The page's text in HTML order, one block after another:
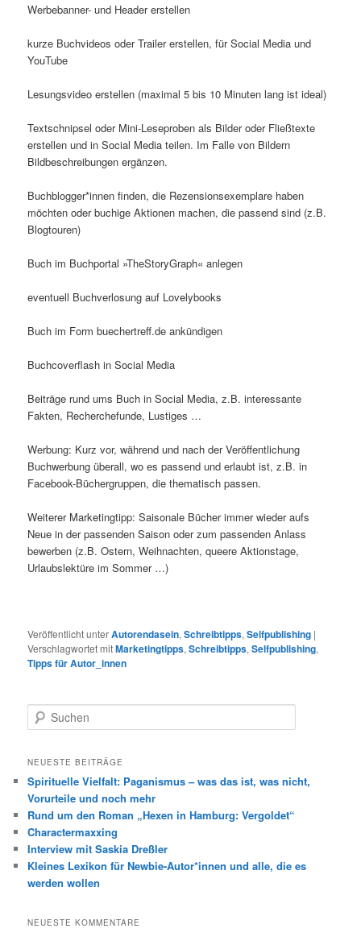
Werbebanner- und Header erstellen
kurze Buchvideos oder Trailer erstellen, für Social Media und
YouTube
Lesungsvideo erstellen (maximal 5 bis 10 Minuten lang ist ideal)
Textschnipsel oder Mini-Leseproben als Bilder oder Fließtexte
erstellen und in Social Media teilen. Im Falle von Bildern
Bildbeschreibungen ergänzen.
Buchblogger*innen finden, die Rezensionsexemplare haben
möchten oder buchige Aktionen machen, die passend sind (z.B.
Blogtouren)
Buch im Buchportal »TheStoryGraph« anlegen
eventuell Buchverlosung auf Lovelybooks
Buch im Form buechertreff.de ankündigen
Buchcoverflash in Social Media
Beiträge rund ums Buch in Social Media, z.B. interessante
Fakten, Recherchefunde, Lustiges …
Werbung: Kurz vor, während und nach der Veröffentlichung
Buchwerbung überall, wo es passend und erlaubt ist, z.B. in
Facebook-Büchergruppen, die thematisch passen.
Weiterer Marketingtipp: Saisonale Bücher immer wieder aufs
Neue in der passenden Saison oder zum passenden Anlass
bewerben (z.B. Ostern, Weihnachten, queere Aktionstage,
Urlaubslektüre im Sommer …)
Veröffentlicht unterAutorendasein,Schreibtipps,Selfpublishing |
Verschlagwortet mitMarketingtipps,Schreibtipps,Selfpublishing,
Tipps für Autor_innen
u
h
n
NEUESTE BEITRÄGE
Spirituelle Vielfalt: Paganismus – was das ist, was nicht,
Vorurteile und noch mehr
Rund um den Roman „Hexen in Hamburg: Vergoldet“
Charactermaxxing
Interview mit Saskia Dreßler
Kleines Lexikon für Newbie-Autor*innen und alle, die es
werden wollen
NEUESTE KOMMENTARE